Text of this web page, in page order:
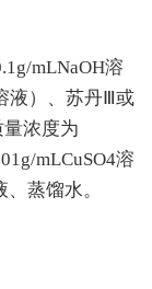
mLNaOH溶
液）、苏丹Ⅲ或
浓度为
mLCuSO4溶
蒸馏水。